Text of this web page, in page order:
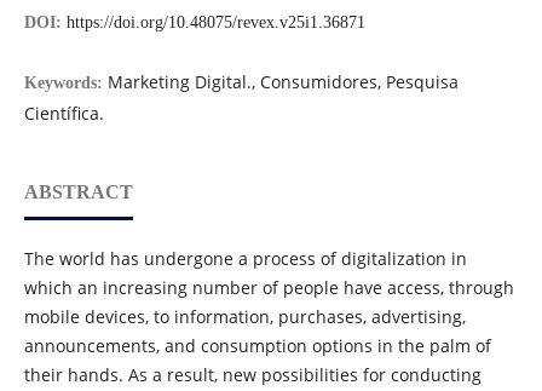
DOI: https://doi.org/10.48075/revex.v25i1.36871
Keywords: Marketing Digital., Consumidores, Pesquisa
Científica.
ABSTRACT
The world has undergone a process of digitalization in
which an increasing number of people have access, through
mobile devices, to information, purchases, advertising,
announcements, and consumption options in the palm of
their hands. As a result, new possibilities for conducting